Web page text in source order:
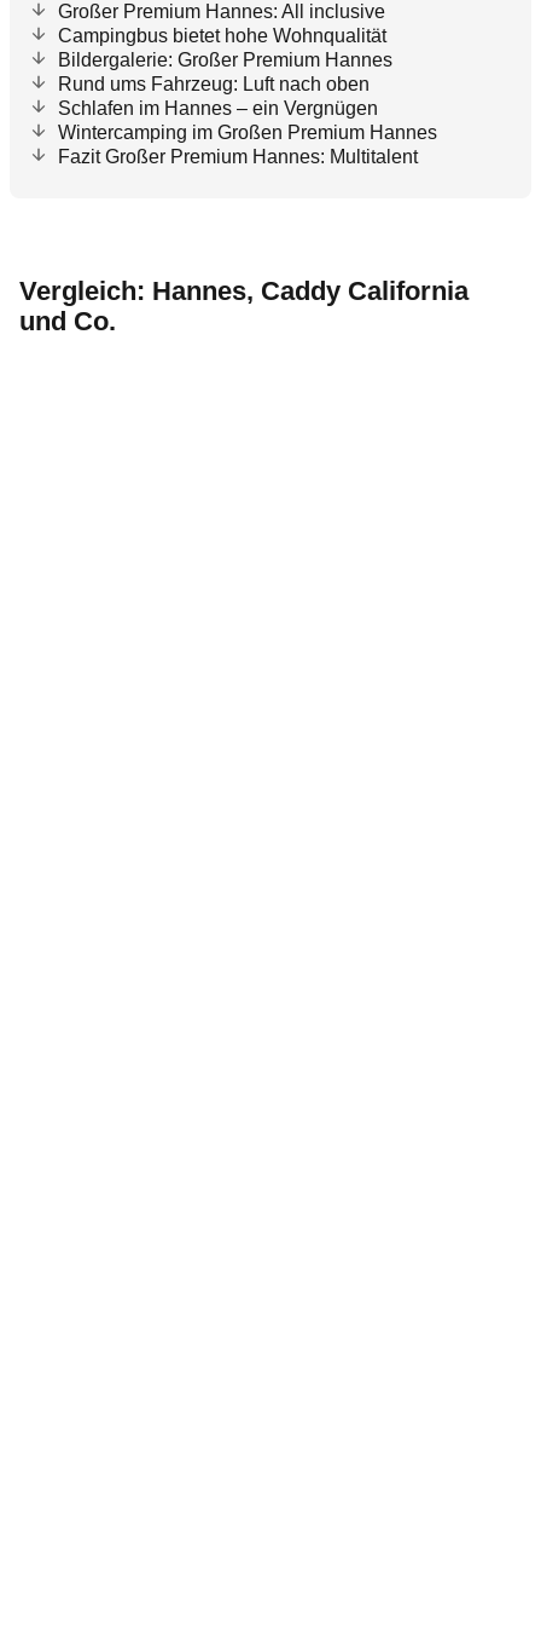
Großer Premium Hannes: All inclusive
Campingbus bietet hohe Wohnqualität
Bildergalerie: Großer Premium Hannes
Rund ums Fahrzeug: Luft nach oben
Schlafen im Hannes – ein Vergnügen
Wintercamping im Großen Premium Hannes
Fazit Großer Premium Hannes: Multitalent
Vergleich: Hannes, Caddy California
und Co.